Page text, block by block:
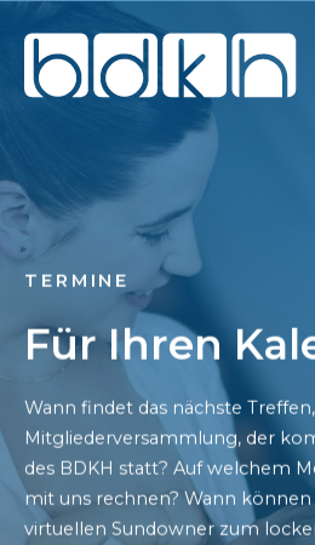
TERMINE
Für Ihren
Wann findet das nächste
Mitgliederversammlung, der
des BDKH statt? Auf welchem
mit uns rechnen? Wann können
virtuellen Sundowner zum